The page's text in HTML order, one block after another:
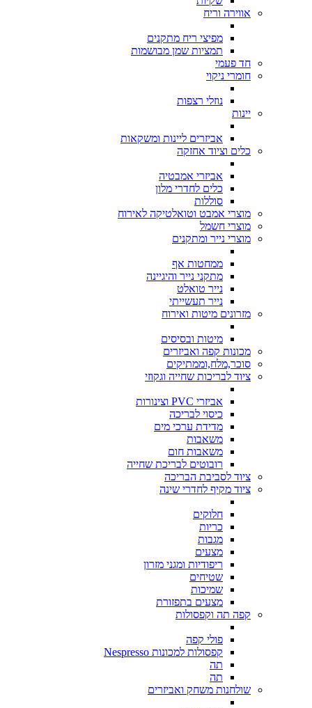
אווירה וריח
מפיצי ריח מתקנים
תמציות שמן מבושמות
חד פעמי
חומרי ניקוי
נוזלי רצפות
יינות
אביזרים ליינות ומשקאות
כלים וציוד אחזקה
אביזרי אמבטיה
כלים לחדרי מלון
סוללות
מוצרי אמבט וטואלטיקה לאירוח
מוצרי חשמל
מוצרי נייר ומתקנים
ממחטות אף
מתקני נייר והיגיינה
נייר טואלט
נייר תעשייתי
מזרונים מיטות ואירוח
מיטות ובסיסים
מכונות קפה ואביזרים
סוכר,מלח,וממתיקים
ציוד לבריכות שחייה וגקוזי
אביזרי PVC וצינורות
כיסוי לבריכה
מדידת ערכי מים
משאבות
משאבות חום
רובוטים לבריכת שחייה
ציוד לסביבת הבריכה
ציוד מקיף לחדרי שינה
חלוקים
כריות
מגבות
מצעים
ריפודיות ומגני מזרון
שטיחים
שמיכות
מצעים בתפזורת
קפה תה וקפסולות
פולי קפה
קפסולות למכונות Nespresso
תה
תה
שולחנות משחק ואביזרים